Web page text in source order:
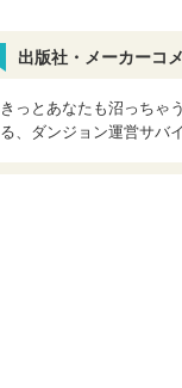
出版社・メーカーコ
きっとあなたも沼っちゃ
る、ダンジョン運営サバ